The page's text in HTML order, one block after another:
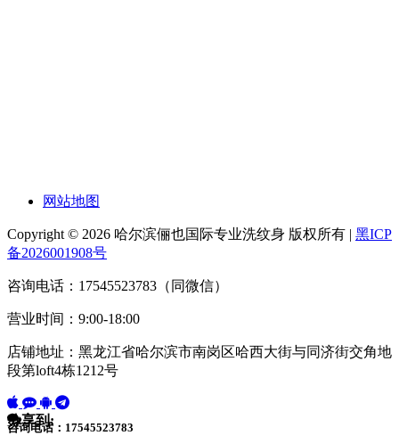
网站地图
Copyright © 2026 哈尔滨俪也国际专业洗纹身 版权所有 | 黑ICP
备2026001908号
咨询电话：17545523783（同微信）
营业时间：9:00-18:00
店铺地址：黑龙江省哈尔滨市南岗区哈西大街与同济街交角地
段第loft4栋1212号
咨询电话：17545523783
分享到: